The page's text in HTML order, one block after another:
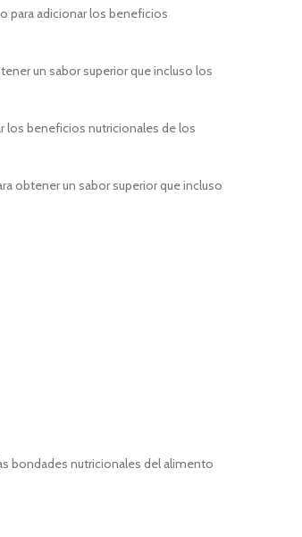
para adicionar los beneficios
un sabor superior que incluso los
los beneficios nutricionales de los
obtener un sabor superior que incluso
bondades nutricionales del alimento